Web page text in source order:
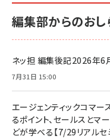
編集部からのおし
ネッ担 編集後記2026年6
7月31日 15:00
エージェンティックコマ
るポイント、セールスと
どが学べる【7/29リアルセ